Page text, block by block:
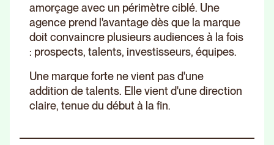
amorçage avec un périmètre ciblé. Une
agence prend l'avantage dès que la marque
doit convaincre plusieurs audiences à la fois
: prospects, talents, investisseurs, équipes.
Une marque forte ne vient pas d'une
addition de talents. Elle vient d'une direction
claire, tenue du début à la fin.